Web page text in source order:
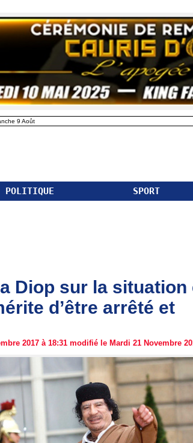
9 Août
POLITIQUE SPORT
Diop sur la situation
d’être arrêté et
2017 à 18:31 modifié le Mardi 21 Novembre